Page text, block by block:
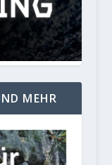
MEHR